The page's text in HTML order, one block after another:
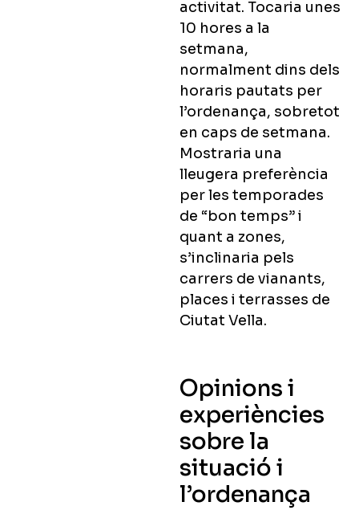
activitat. Tocaria unes
10 hores a la
setmana,
normalment dins dels
horaris pautats per
l’ordenança, sobretot
en caps de setmana.
Mostraria una
lleugera preferència
per les temporades
de “bon temps” i
quant a zones,
s’inclinaria pels
carrers de vianants,
places i terrasses de
Ciutat Vella.
Opinions i
experiències
sobre la
situació i
l’ordenança